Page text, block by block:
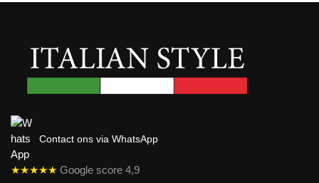
Contact ons via WhatsApp
★★★★★ Google score 4,9